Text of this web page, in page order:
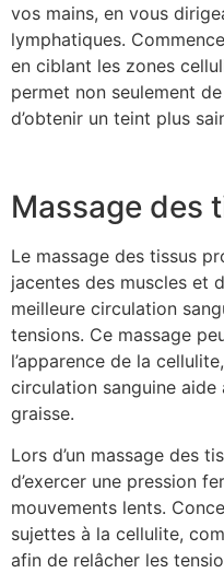
vos mains, en vous
lymphatiques.
en ciblant les zones
permet non seulement
d’obtenir un teint plus
Massage des
Le massage des tissus
jacentes des muscles et
meilleure circulation
tensions. Ce massage
l’apparence de la
circulation sanguine
graisse.
Lors d’un massage des
d’exercer une pression
mouvements lents.
sujettes à la cellulite,
afin de relâcher les